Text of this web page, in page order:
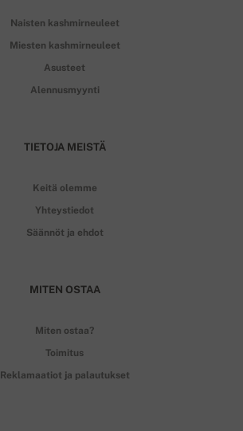
Naisten kashmirneuleet
Miesten kashmirneuleet
Asusteet
Alennusmyynti
TIETOJA MEISTÄ
Keitä olemme
Yhteystiedot
Säännöt ja ehdot
MITEN OSTAA
Miten ostaa?
Toimitus
Reklamaatiot ja palautukset